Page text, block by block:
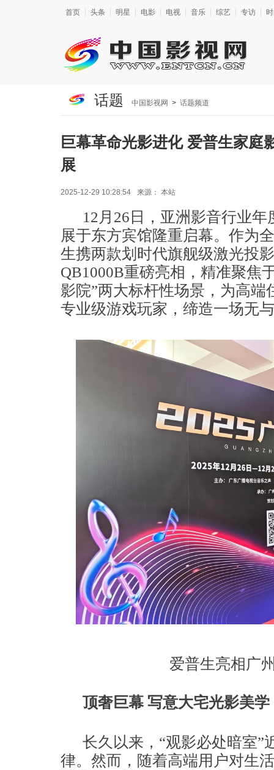
首页 头条 明星 电影 电视 音乐 综艺 专访
话题 中国影视网 > 话题频道
巨幕革命光影进化 爱普生家庭
展
2025-12-29 10:28:54 来源： 本站
12月26日，亚洲影音行业
展于东方宾馆隆重启幕。作为
生携两款划时代旗舰级激光投
QB1000B重磅亮相，精准聚焦
影院”两大标杆性场景，为高
专业级游戏玩家，缔造一场无
爱普生亮相广
顶奢巨幕 写意大宅光影美学
长久以来，“观影必处暗室”
律。然而，随着高端用户对生